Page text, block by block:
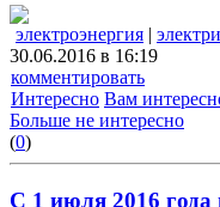
электроэнергия |
30.06.2016 в 16:19
комментировать
Интересно Вам
Больше не интересно
(0)
С 1 июля 2016 года